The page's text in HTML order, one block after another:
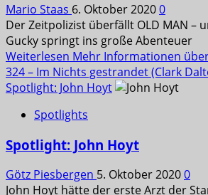
Mario Staas 6. Oktober 20200
Der Zeitpolizist überfällt OLD MAN –
Gucky springt ins große Abenteuer
Weiterlesen Mehr Informationen
324 – Im Nichts gestrandet (Clark
Spotlight: John Hoyt
Spotlights
Spotlight: John Hoyt
Götz Piesbergen 5. Oktober 20200
John Hoyt hätte der erste Arzt der